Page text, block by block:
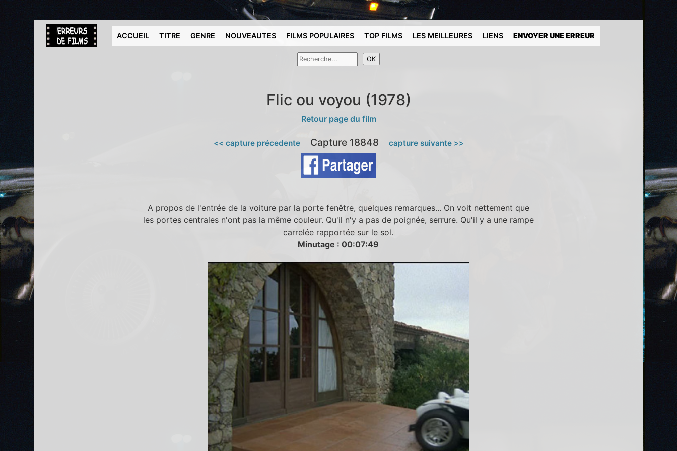
ACCUEIL TITRE GENRE NOUVEAUTES FILMS POPULAIRES TOP FILMS LES MEILLEURES LIENS ENVOYER UNE ERREUR
Flic ou voyou (1978)
Retour page du film
<< capture précedenteCapture 18848 capture suivante >>
A propos de l'entrée de la voiture par la porte fenêtre, quelques remarques... On voit nettement que
les portes centrales n'ont pas la même couleur. Qu'il n'y a pas de poignée, serrure. Qu'il y a une rampe
carrelée rapportée sur le sol.
Minutage : 00:07:49